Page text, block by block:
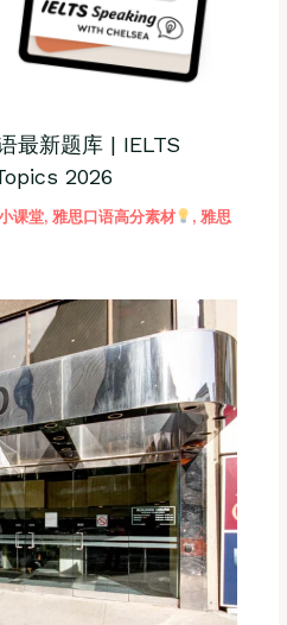
最新题库 | IELTS
2026
课堂, 雅思口语高分素材 , 雅思